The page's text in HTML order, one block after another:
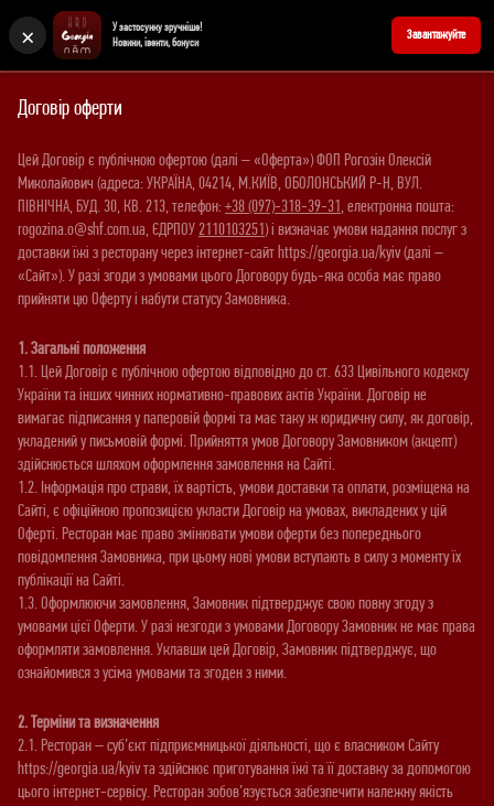
×
У застосунку зручніше!
Новини, івенти, бонуси
Завантажуйте
+380676902727 Забронювати стіл
Договір оферти
Цей Договір є публічною офертою (далі – «Оферта») ФОП Рогозін Олексій
Миколайович (адреса: УКРАЇНА, 04214, М.КИЇВ, ОБОЛОНСЬКИЙ Р-Н, ВУЛ.
ПІВНІЧНА, БУД. 30, КВ. 213, телефон:+38 (097)-318-39-31 , електронна пошта:
rogozina.o@shf.com.ua, ЄДРПОУ2110103251 ) і визначає умови надання послуг з
доставки їжі з ресторану через інтернет-сайт https://georgia.ua/kyiv (далі –
«Сайт»). У разі згоди з умовами цього Договору будь-яка особа має право
прийняти цю Оферту і набути статусу Замовника.
1. Загальні положення
1.1. Цей Договір є публічною офертою відповідно до ст. 633 Цивільного кодексу
України та інших чинних нормативно-правових актів України. Договір не
вимагає підписання у паперовій формі та має таку ж юридичну силу, як договір,
укладений у письмовій формі. Прийняття умов Договору Замовником (акцепт)
здійснюється шляхом оформлення замовлення на Сайті.
1.2. Інформація про страви, їх вартість, умови доставки та оплати, розміщена на
Сайті, є офіційною пропозицією укласти Договір на умовах, викладених у цій
Оферті. Ресторан має право змінювати умови оферти без попереднього
повідомлення Замовника, при цьому нові умови вступають в силу з моменту їх
публікації на Сайті.
1.3. Оформлюючи замовлення, Замовник підтверджує свою повну згоду з
умовами цієї Оферти. У разі незгоди з умовами Договору Замовник не має права
оформляти замовлення. Уклавши цей Договір, Замовник підтверджує, що
ознайомився з усіма умовами та згоден з ними.
2. Терміни та визначення
2.1. Ресторан – суб’єкт підприємницької діяльності, що є власником Сайту
https://georgia.ua/kyiv та здійснює приготування їжі та її доставку за допомогою
цього інтернет-сервісу. Ресторан зобов’язується забезпечити належну якість